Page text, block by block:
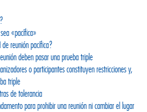
«pacífica»
reunión pacífica?
deben pasar una prueba triple
o participantes constituyen restricciones y,
triple
de tolerancia
para prohibir una reunión ni cambiar el lugar